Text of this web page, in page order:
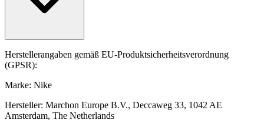
Herstellerangaben gemäß EU-Produktsicherheitsverordnung
(GPSR):
Marke: Nike
Hersteller: Marchon Europe B.V., Deccaweg 33, 1042 AE
Amsterdam, The Netherlands